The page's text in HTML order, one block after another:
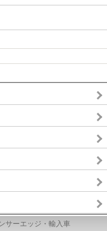
サーエッジ・輸入車